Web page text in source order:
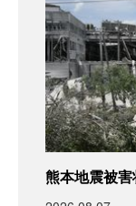
熊本地震被